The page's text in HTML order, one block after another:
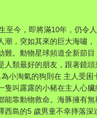
至今，即將滿10年，仍令
潮，突如其來的巨大海嘯
。動物星球頻道全新節
人類最好的朋友，跟著鏡
小淘氣的狗則在 主人受
隻叫露露的小豬在主人心
能靠動物救命。海豚擁有
西島的5 歲男童不幸摔落